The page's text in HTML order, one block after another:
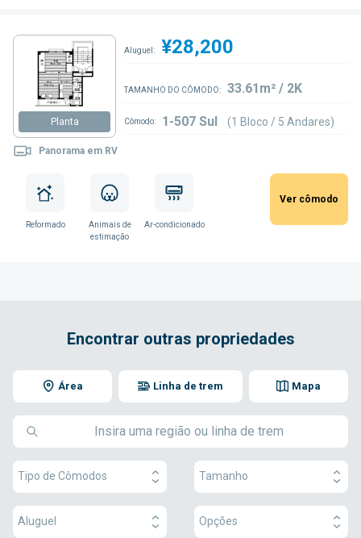
Planta
Panorama em RV
Aluguel: ¥28,200
TAMANHO DO CÔMODO: 33.61m² / 2K
Cômodo: 1-507 Sul (1 Bloco / 5 Andares)
Reformado
Animais de
estimação
Ar-condicionado
Ver cômodo
Encontrar outras propriedades
Área Mapa
Linha de trem
Tipo de Cômodos Tamanho
Aluguel Opções